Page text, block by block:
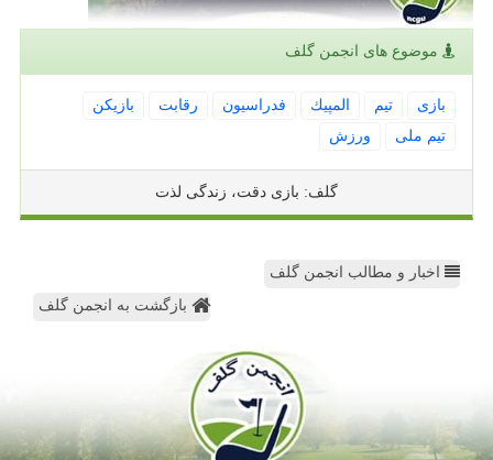
موضوع های انجمن گلف
بازی تیم المپیك فدراسیون رقابت
بازیكن
تیم ملی
ورزش
گلف: بازی دقت، زندگی لذت
اخبار و مطالب انجمن گلف
بازگشت به انجمن گلف